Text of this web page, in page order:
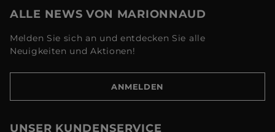
ALLE NEWS VON MARIONNAUD
Melden Sie sich an und entdecken Sie alle
Neuigkeiten und Aktionen!
ANMELDEN
UNSER KUNDENSERVICE